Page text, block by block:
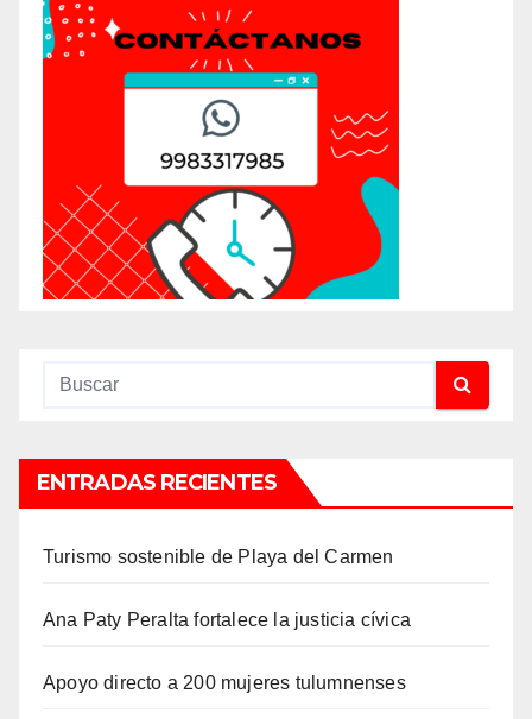
ENTRADAS RECIENTES
Turismo sostenible de Playa del Carmen
Ana Paty Peralta fortalece la justicia cívica
Apoyo directo a 200 mujeres tulumnenses